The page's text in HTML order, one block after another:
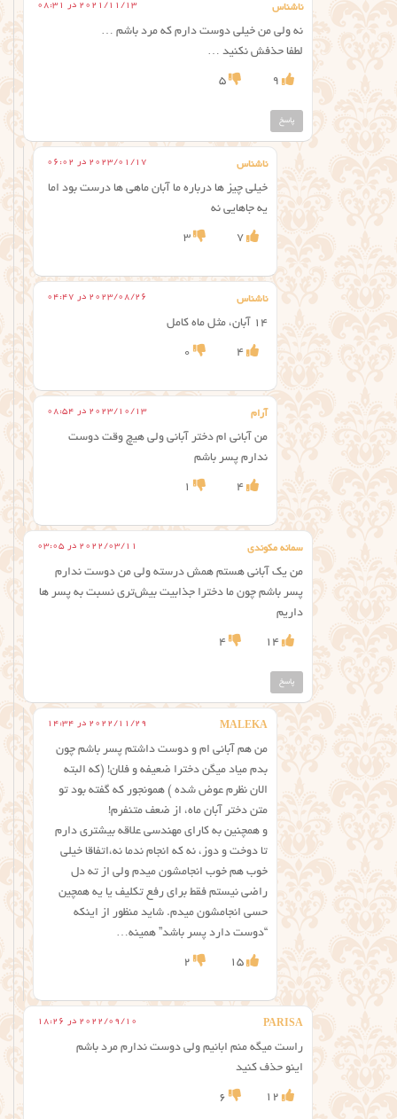
ناشناس 2021/11/13 در 08:31
نه ولی من خیلی دوست دارم که مرد باشم …
لطفا حذفش نکنید …
9
5
پاسخ
ناشناس 2023/01/17 در 06:02
خیلی چیز ها درباره ما آبان ماهی ها درست بود اما
یه جاهایی نه
7
3
ناشناس 2023/08/26 در 04:47
۱۴ آبان، مثل ماه کامل
4
0
آرام 2023/10/13 در 08:54
من آبانی ام دختر آبانی ولی هیچ وقت دوست
ندارم پسر باشم
4
1
سمانه مکوندی 2022/03/11 در 03:05
من یک آبانی هستم همش درسته ولی من دوست ندارم
پسر باشم چون ما دخترا جذابیت بیش‌تری نسبت به پسر ها
داریم
14
4
پاسخ
MALEKA 2022/11/29 در 14:34
من هم آبانی ام و دوست داشتم پسر باشم چون
بدم میاد میگن دخترا ضعیفه و فلان! (که البته
الان نظرم عوض شده ) همونجور که گفته بود تو
متن دختر آبان ماه، از ضعف متنفرم!
و همچنین به کارای مهندسی علاقه بیشتری دارم
تا دوخت و دوز، نه که انجام ندما نه،اتفاقا خیلی
خوب هم خوب انجامشون میدم ولی از ته دل
راضی نیستم فقط برای رفع تکلیف یا یه همچین
حسی انجامشون میدم. شاید منظور از اینکه
“دوست دارد پسر باشد” همینه…
15
2
PARISA 2022/09/10 در 18:26
راست میگه منم ابانیم ولی دوست ندارم مرد باشم
اینو حذف کنید
12
6